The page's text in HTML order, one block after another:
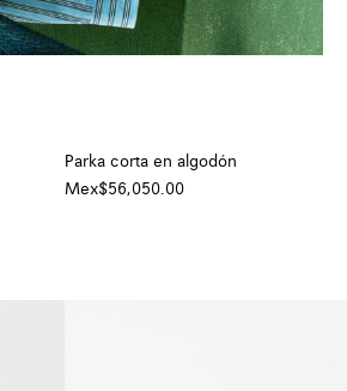
Parka corta en algodón
Mex$56,050.00